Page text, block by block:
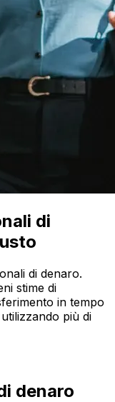
di
di denaro.
stime di
in tempo
più di
denaro